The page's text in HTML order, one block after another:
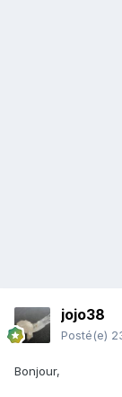
jojo38
Posté(e)
Bonjour,